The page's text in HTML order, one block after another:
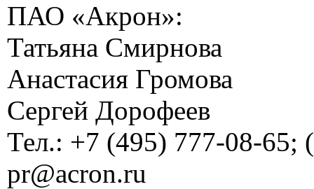
ПАО «Акрон»:
Татьяна Смирнова
Анастасия Громова
Сергей Дорофеев
Тел.: +7 (495) 777-08-65;
pr@acron.ru